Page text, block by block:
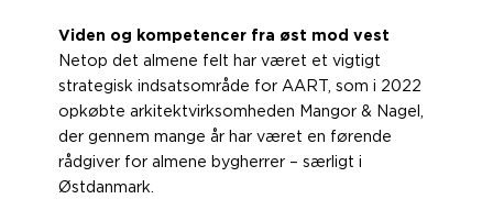
Viden og kompetencer fra øst mod vest
Netop det almene felt har været et vigtigt
strategisk indsatsområde for AART, som i 2022
opkøbte arkitektvirksomheden Mangor & Nagel,
der gennem mange år har været en førende
rådgiver for almene bygherrer – særligt i
Østdanmark.